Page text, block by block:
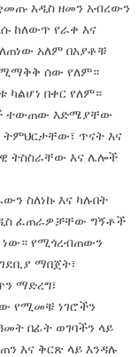
አዲስ ዘመን አብረውን
ከለውጥ የራቀ እና
አለም በአያቶቹ
ሰው የለም።
ካልሆነ በቀር የለም።
ተውጠው እድሜያቸው
ጥናት እና
ትስስራቸው እና ሌሎች
ስለነኩ እና ካሉበት
ፈጠራዎቻቸው ግኝቶች
ነው። የሚጎረብጠውን
ማበጀት፣
ማድረግ፣
የሚመቹ ነገሮችን
በፊት ወገባችን ላይ
እና ቅርጽ ላይ እንዳሉ